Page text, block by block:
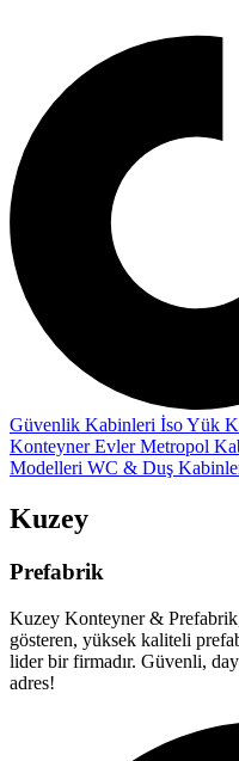
Güvenlik Kabinleri İso Yük
Konteyner EvlerMetropol
Modelleri WC & Duş
Kuzey
Prefabrik
Kuzey Konteyner &
gösteren, yüksek kaliteli
lider bir firmadır. Güvenli,
adres!